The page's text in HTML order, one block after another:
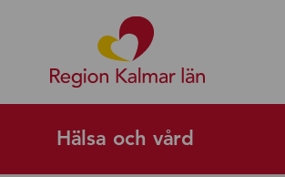
Hälsa och vård